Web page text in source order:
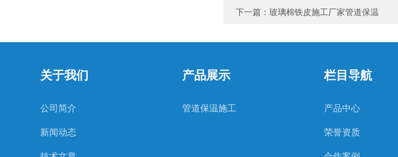
下一篇： 玻璃棉铁皮施工厂家管道保温
关于我们
公司简介
新闻动态
产品展示
管道保温施工
栏目导航
产品中心
荣誉资质